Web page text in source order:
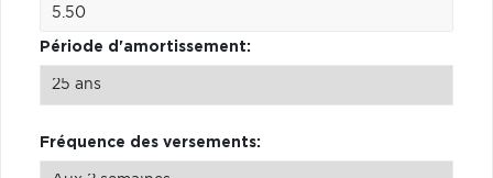
Période d'amortissement:
Fréquence des versements: